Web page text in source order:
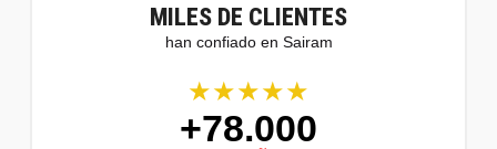
MILES DE CLIENTES
han confiado en Sairam
★★★★★
+78.000